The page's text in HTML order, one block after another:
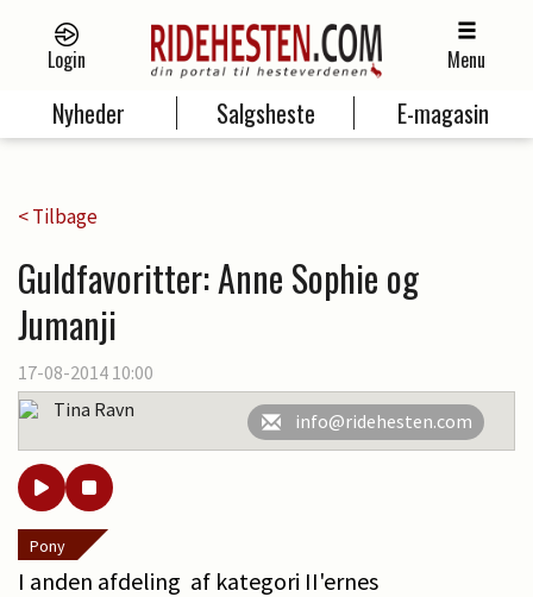
Login Menu
Nyheder Salgsheste E-magasin
< Tilbage
Guldfavoritter: Anne Sophie og
Jumanji
17-08-2014 10:00
Tina Ravn
info@ridehesten.com
Pony
I anden afdeling af kategori II'ernes